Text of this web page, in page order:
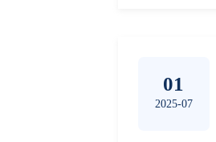
01
2025-07